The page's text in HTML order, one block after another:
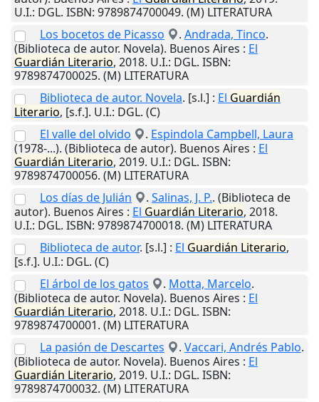
U.I.: DGL. ISBN: 9789874700049. (M) LITERATURA
Los bocetos de Picasso
. Andrada, Tinco.
(Biblioteca de autor. Novela). Buenos Aires : El
Guardián Literario, 2018. U.I.: DGL. ISBN:
9789874700025. (M) LITERATURA
Biblioteca de autor. Novela. [s.l.] : El Guardián
Literario, [s.f.]. U.I.: DGL. (C)
El valle del olvido
. Espindola Campbell, Laura
(1978-...). (Biblioteca de autor). Buenos Aires : El
Guardián Literario, 2019. U.I.: DGL. ISBN:
9789874700056. (M) LITERATURA
Los días de Julián
. Salinas, J. P.. (Biblioteca de
autor). Buenos Aires : El Guardián Literario, 2018.
U.I.: DGL. ISBN: 9789874700018. (M) LITERATURA
Biblioteca de autor. [s.l.] : El Guardián Literario,
[s.f.]. U.I.: DGL. (C)
El árbol de los gatos
. Motta, Marcelo.
(Biblioteca de autor. Novela). Buenos Aires : El
Guardián Literario, 2018. U.I.: DGL. ISBN:
9789874700001. (M) LITERATURA
La pasión de Descartes
. Vaccari, Andrés Pablo.
(Biblioteca de autor. Novela). Buenos Aires : El
Guardián Literario, 2019. U.I.: DGL. ISBN:
9789874700032. (M) LITERATURA